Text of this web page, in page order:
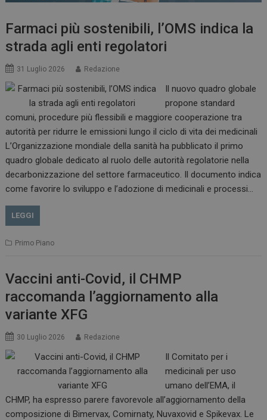
Farmaci più sostenibili, l’OMS indica la
strada agli enti regolatori
31 Luglio 2026 Redazione
Il nuovo quadro globale
propone standard
comuni, procedure più flessibili e maggiore cooperazione tra
autorità per ridurre le emissioni lungo il ciclo di vita dei medicinali
L’Organizzazione mondiale della sanità ha pubblicato il primo
quadro globale dedicato al ruolo delle autorità regolatorie nella
decarbonizzazione del settore farmaceutico. Il documento indica
come favorire lo sviluppo e l’adozione di medicinali e processi…
LEGGI
Primo Piano
Vaccini anti-Covid, il CHMP
raccomanda l’aggiornamento alla
variante XFG
30 Luglio 2026 Redazione
Il Comitato per i
medicinali per uso
umano dell’EMA, il
CHMP, ha espresso parere favorevole all’aggiornamento della
composizione di Bimervax, Comirnaty, Nuvaxovid e Spikevax. Le
www.dailyhealthindustry.it
tracking-sites-
www.dailyhealthindustry.it
2 giorni